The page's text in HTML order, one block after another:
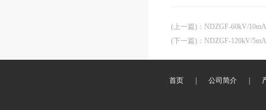
(上一篇) ： NDZGF-60kV/
(下一篇) ： NDZGF-120kV/
首页 公司简介